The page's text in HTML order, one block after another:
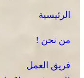
الرئيسية
من نحن !
فريق العمل